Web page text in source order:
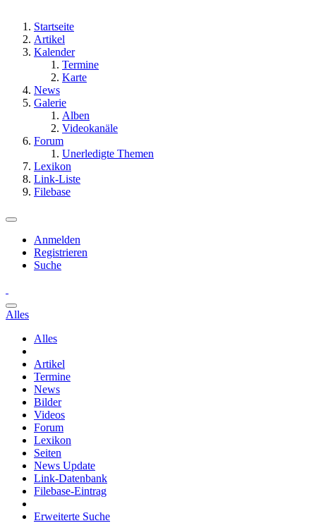
Startseite
Artikel
Kalender
Termine
Karte
News
Galerie
Alben
Videokanäle
Forum
Unerledigte Themen
Lexikon
Link-Liste
Filebase
Anmelden
Registrieren
Suche
Alles
Alles
Artikel
Termine
News
Bilder
Videos
Forum
Lexikon
Seiten
News Update
Link-Datenbank
Filebase-Eintrag
Erweiterte Suche